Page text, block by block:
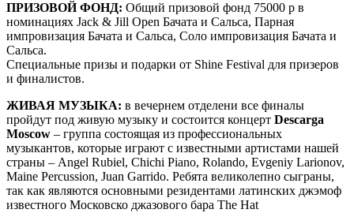
ПРИЗОВОЙ ФОНД: Общий призовой фонд 75000 р в
номинациях Jack & Jill Open Бачата и Сальса, Парная
импровизация Бачата и Сальса, Соло импровизация Бачата и
Сальса.
Специальные призы и подарки от Shine Festival для призеров
и финалистов.
ЖИВАЯ МУЗЫКА: в вечернем отделени все финалы
пройдут под живую музыку и состоится концерт Descarga
Moscow – группа состоящая из профессиональных
музыкантов, которые играют с известными артистами нашей
страны – Angel Rubiel, Chichi Piano, Rolando, Evgeniy Larionov,
Maine Percussion, Juan Garrido. Ребята великолепно сыграны,
так как являются основными резидентами латинских джэмоф
известного Московско джазового бара The Hat